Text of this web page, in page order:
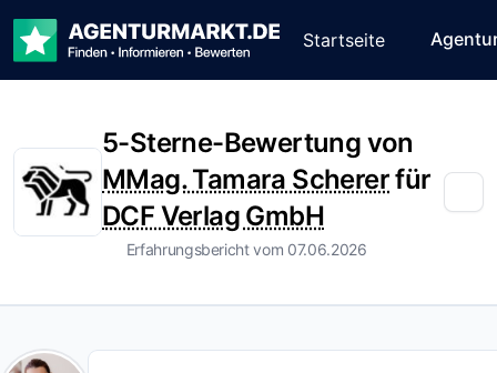
Startseite
5-Sterne-Bewertung von
MMag. Tamara Schererfür
DCF Verlag GmbH
Erfahrungsbericht vom 07.06.2026